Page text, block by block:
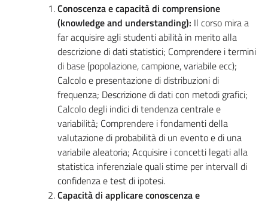
Conoscenza e capacità di comprensione
(knowledge and understanding): Il corso mira a
far acquisire agli studenti abilità in merito alla
descrizione di dati statistici; Comprendere i termini
di base (popolazione, campione, variabile ecc);
Calcolo e presentazione di distribuzioni di
frequenza; Descrizione di dati con metodi grafici;
Calcolo degli indici di tendenza centrale e
variabilità; Comprendere i fondamenti della
valutazione di probabilità di un evento e di una
variabile aleatoria; Acquisire i concetti legati alla
statistica inferenziale quali stime per intervall di
confidenza e test di ipotesi.
Capacità di applicare conoscenza e